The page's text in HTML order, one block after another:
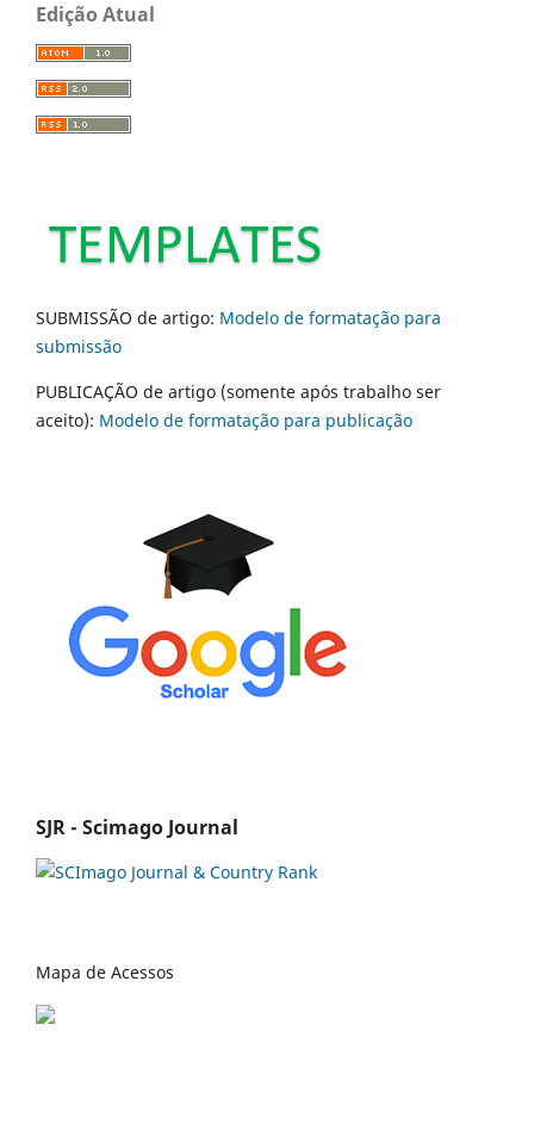
Edição Atual
SUBMISSÃO de artigo: Modelo de formatação para
submissão
PUBLICAÇÃO de artigo (somente após trabalho ser
aceito): Modelo de formatação para publicação
SJR - Scimago Journal
Mapa de Acessos